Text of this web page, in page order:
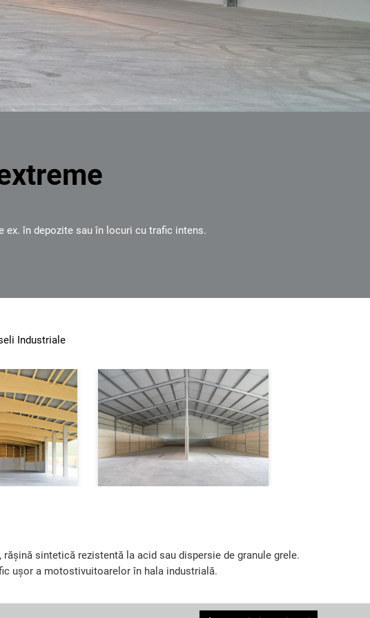
ex. în depozite sau în locuri cu trafic intens.
Industriale
sintetică rezistentă la acid sau dispersie de granule grele.
ușor a motostivuitoarelor în hala industrială.